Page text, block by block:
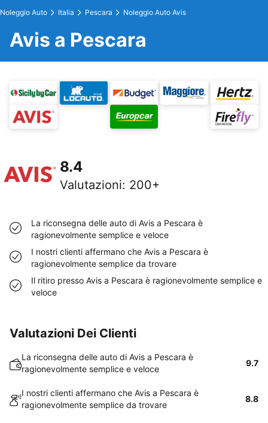
Noleggio Auto Italia Pescara Noleggio Auto Avis
Avis a Pescara
8.4
Valutazioni: 200+
La riconsegna delle auto di Avis a Pescara è
ragionevolmente semplice e veloce
I nostri clienti affermano che Avis a Pescara è
ragionevolmente semplice da trovare
Il ritiro presso Avis a Pescara è ragionevolmente semplice e
veloce
Valutazioni Dei Clienti
La riconsegna delle auto di Avis a Pescara è
ragionevolmente semplice e veloce
9.7
I nostri clienti affermano che Avis a Pescara è
ragionevolmente semplice da trovare
8.8